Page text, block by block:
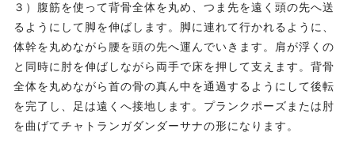
３）腹筋を使って背骨全体を丸め、つま先を遠く頭の先へ送
るようにして脚を伸ばします。脚に連れて行かれるように、
体幹を丸めながら腰を頭の先へ運んでいきます。肩が浮くの
と同時に肘を伸ばしながら両手で床を押して支えます。背骨
全体を丸めながら首の骨の真ん中を通過するようにして後転
を完了し、足は遠くへ接地します。プランクポーズまたは肘
を曲げてチャトランガダンダーサナの形になります。